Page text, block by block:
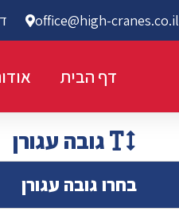
office@high-cranes.co.il
דף הבית
גובה עגורן